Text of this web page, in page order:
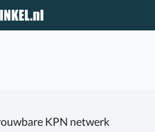
KPN netwerk